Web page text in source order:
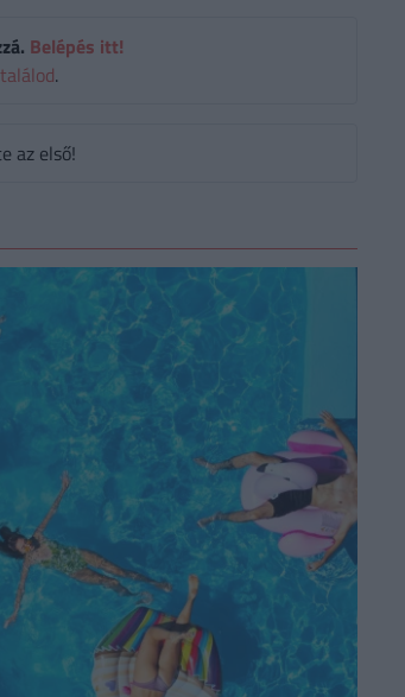
Belépés itt!
.
az első!